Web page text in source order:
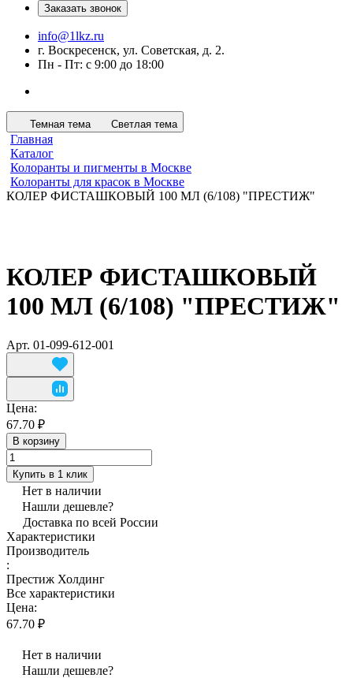
Заказать звонок
info@1lkz.ru
г. Воскресенск, ул. Советская, д. 2.
Пн - Пт: с 9:00 до 18:00
Темная тема Светлая тема
Главная
Каталог
Колоранты и пигменты в Москве
Колоранты для красок в Москве
КОЛЕР ФИСТАШКОВЫЙ 100 МЛ (6/108) "ПРЕСТИЖ"
КОЛЕР ФИСТАШКОВЫЙ
100 МЛ (6/108) "ПРЕСТИЖ"
Арт. 01-099-612-001
Цена:
67.70 ₽
В корзину
Купить в 1 клик
Нет в наличии
Нашли дешевле?
Доставка по всей России
Характеристики
Производитель
:
Престиж Холдинг
Все характеристики
Цена:
67.70 ₽
Нет в наличии
Нашли дешевле?